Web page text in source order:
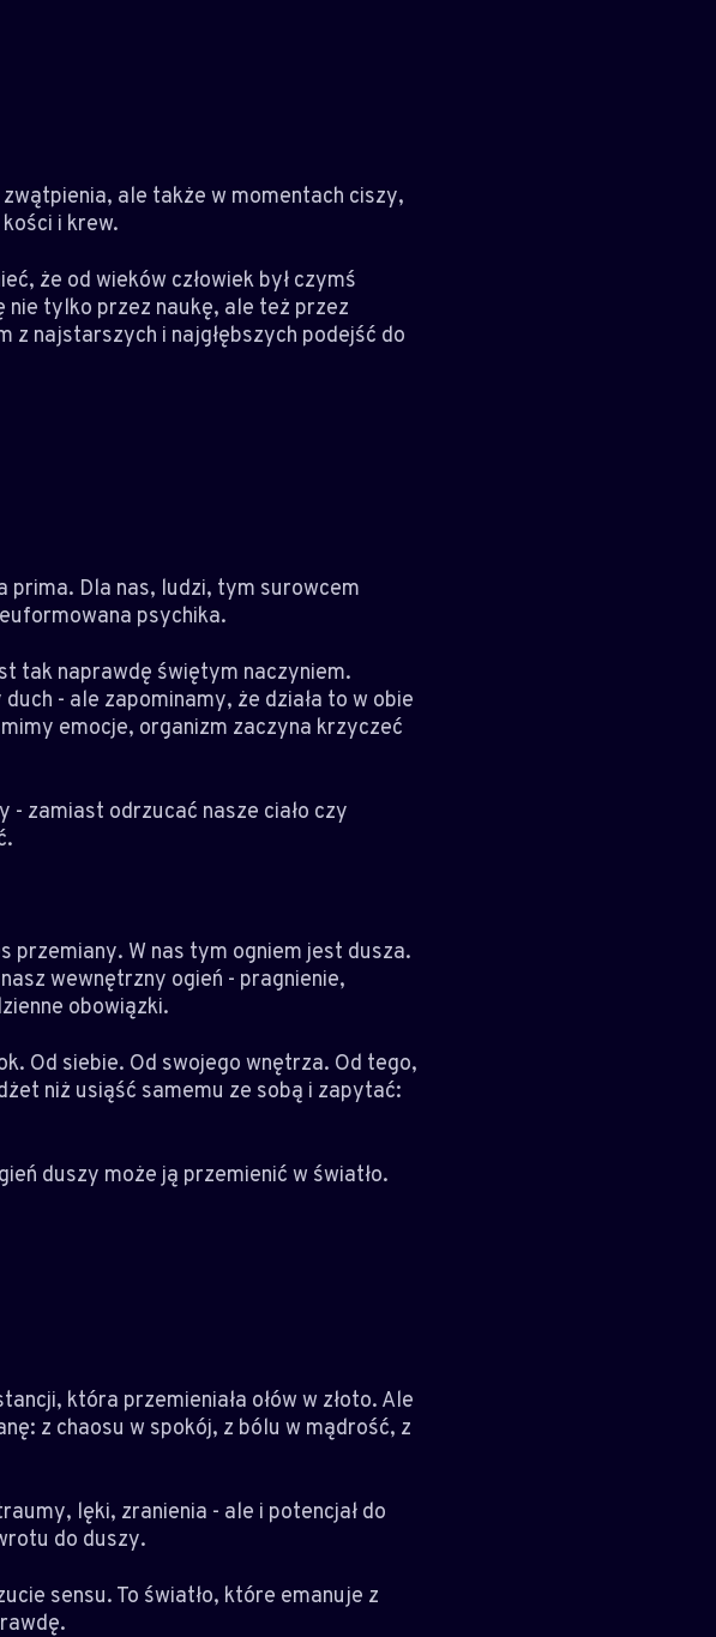
ale także w momentach ciszy,
i krew.
że od wieków człowiek był czymś
nie tylko przez naukę, ale też przez
najstarszych i najgłębszych podejść do
prima. Dla nas, ludzi, tym surowcem
psychika.
tak naprawdę świętym naczyniem.
- ale zapominamy, że działa to w obie
emocje, organizm zaczyna krzyczeć
- zamiast odrzucać nasze ciało czy
przemiany. W nas tym ogniem jest dusza.
wewnętrzny ogień - pragnienie,
obowiązki.
Od siebie. Od swojego wnętrza. Od tego,
niż usiąść samemu ze sobą i zapytać:
duszy może ją przemienić w światło.
która przemieniała ołów w złoto. Ale
z chaosu w spokój, z bólu w mądrość, z
lęki, zranienia - ale i potencjał do
do duszy.
sensu. To światło, które emanuje z